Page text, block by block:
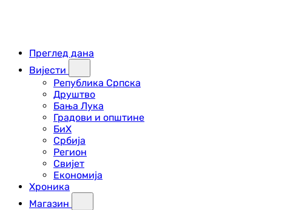
Преглед дана
Вијести
Република Српска
Друштво
Бања Лука
Градови и општине
БиХ
Србија
Регион
Свијет
Економија
Хроника
Магазин